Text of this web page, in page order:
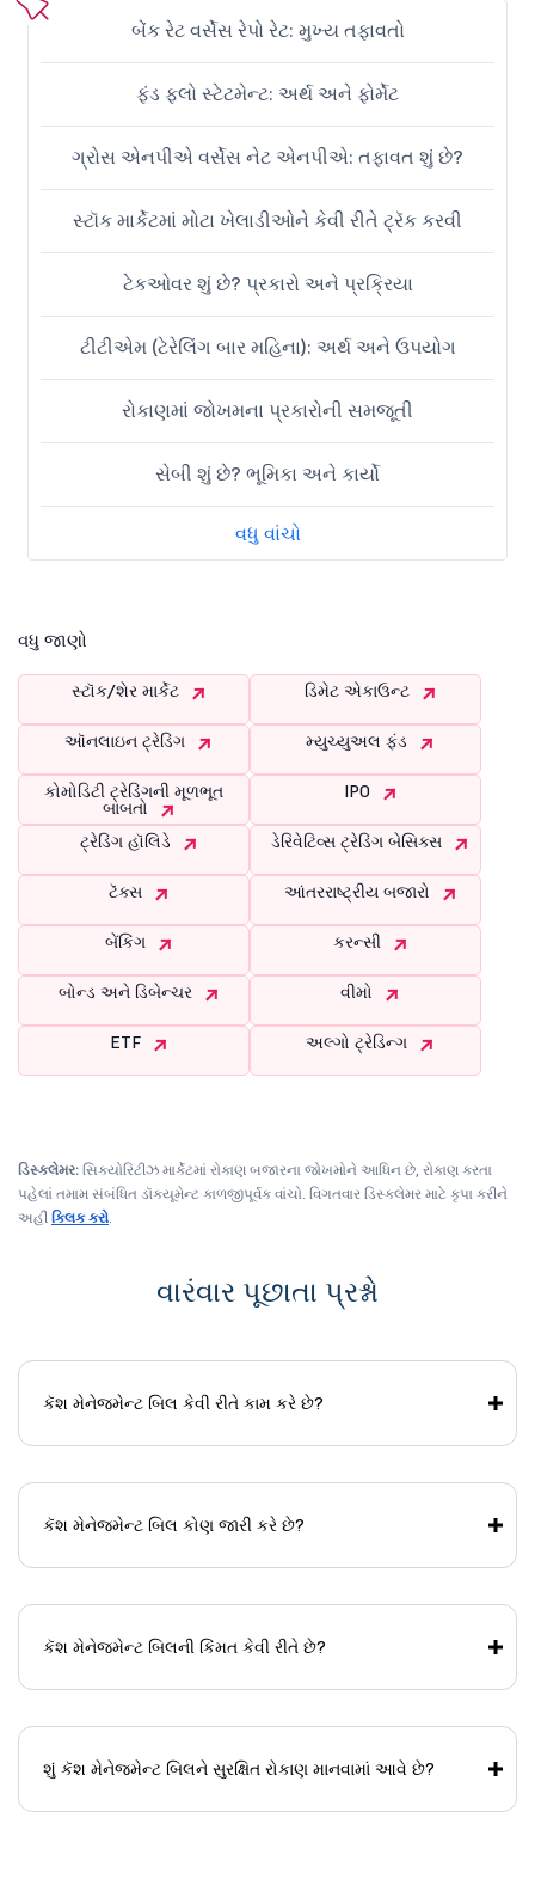
બેંક રેટ વર્સેસ રેપો રેટ: મુખ્ય તફાવતો
ફંડ ફ્લો સ્ટેટમેન્ટ: અર્થ અને ફોર્મેટ
ગ્રોસ એનપીએ વર્સેસ નેટ એનપીએ: તફાવત શું છે?
સ્ટૉક માર્કેટમાં મોટા ખેલાડીઓને કેવી રીતે ટ્રૅક કરવી
ટેકઓવર શું છે? પ્રકારો અને પ્રક્રિયા
ટીટીએમ (ટેરેલિંગ બાર મહિના): અર્થ અને ઉપયોગ
રોકાણમાં જોખમના પ્રકારોની સમજૂતી
સેબી શું છે? ભૂમિકા અને કાર્યો
વધુ વાંચો
વધુ જાણો
સ્ટૉક/શેર માર્કેટ ડિમેટ એકાઉન્ટ
ઑનલાઇન ટ્રેડિંગ મ્યુચ્યુઅલ ફંડ
કોમોડિટી ટ્રેડિંગની મૂળભૂત
બાબતો
IPO
ટ્રેડિંગ હૉલિડે ડેરિવેટિવ્સ ટ્રેડિંગ બેસિક્સ
ટૅક્સ આંતરરાષ્ટ્રીય બજારો
બેંકિંગ કરન્સી
બોન્ડ અને ડિબેન્ચર વીમો
ETF અલ્ગો ટ્રેડિન્ગ
ડિસ્ક્લેમર: સિક્યોરિટીઝ માર્કેટમાં રોકાણ બજારના જોખમોને આધિન છે, રોકાણ કરતા
પહેલાં તમામ સંબંધિત ડૉક્યૂમેન્ટ કાળજીપૂર્વક વાંચો. વિગતવાર ડિસ્ક્લેમર માટે કૃપા કરીને
અહીં ક્લિક કરો
વારંવાર પૂછાતા પ્રશ્નો
કૅશ મેનેજમેન્ટ બિલ કેવી રીતે કામ કરે છે?
કૅશ મેનેજમેન્ટ બિલ કોણ જારી કરે છે?
કૅશ મેનેજમેન્ટ બિલની કિંમત કેવી રીતે છે?
શું કૅશ મેનેજમેન્ટ બિલને સુરક્ષિત રોકાણ માનવામાં આવે છે?